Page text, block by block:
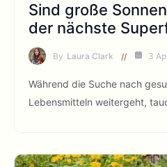
Sind große
der nächste
By Laura Clark 3
Während die Suche nach
Lebensmitteln weitergeht,